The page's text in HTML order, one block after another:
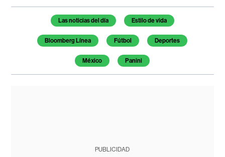
Temas de este artículo
Las noticias del día Estilo de vida
Bloomberg Línea Fútbol Deportes
México Panini
PUBLICIDAD